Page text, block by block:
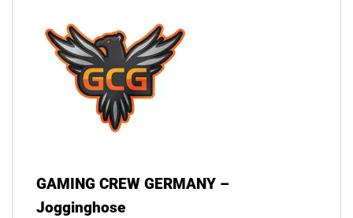
GAMING CREW GERMANY –
Jogginghose